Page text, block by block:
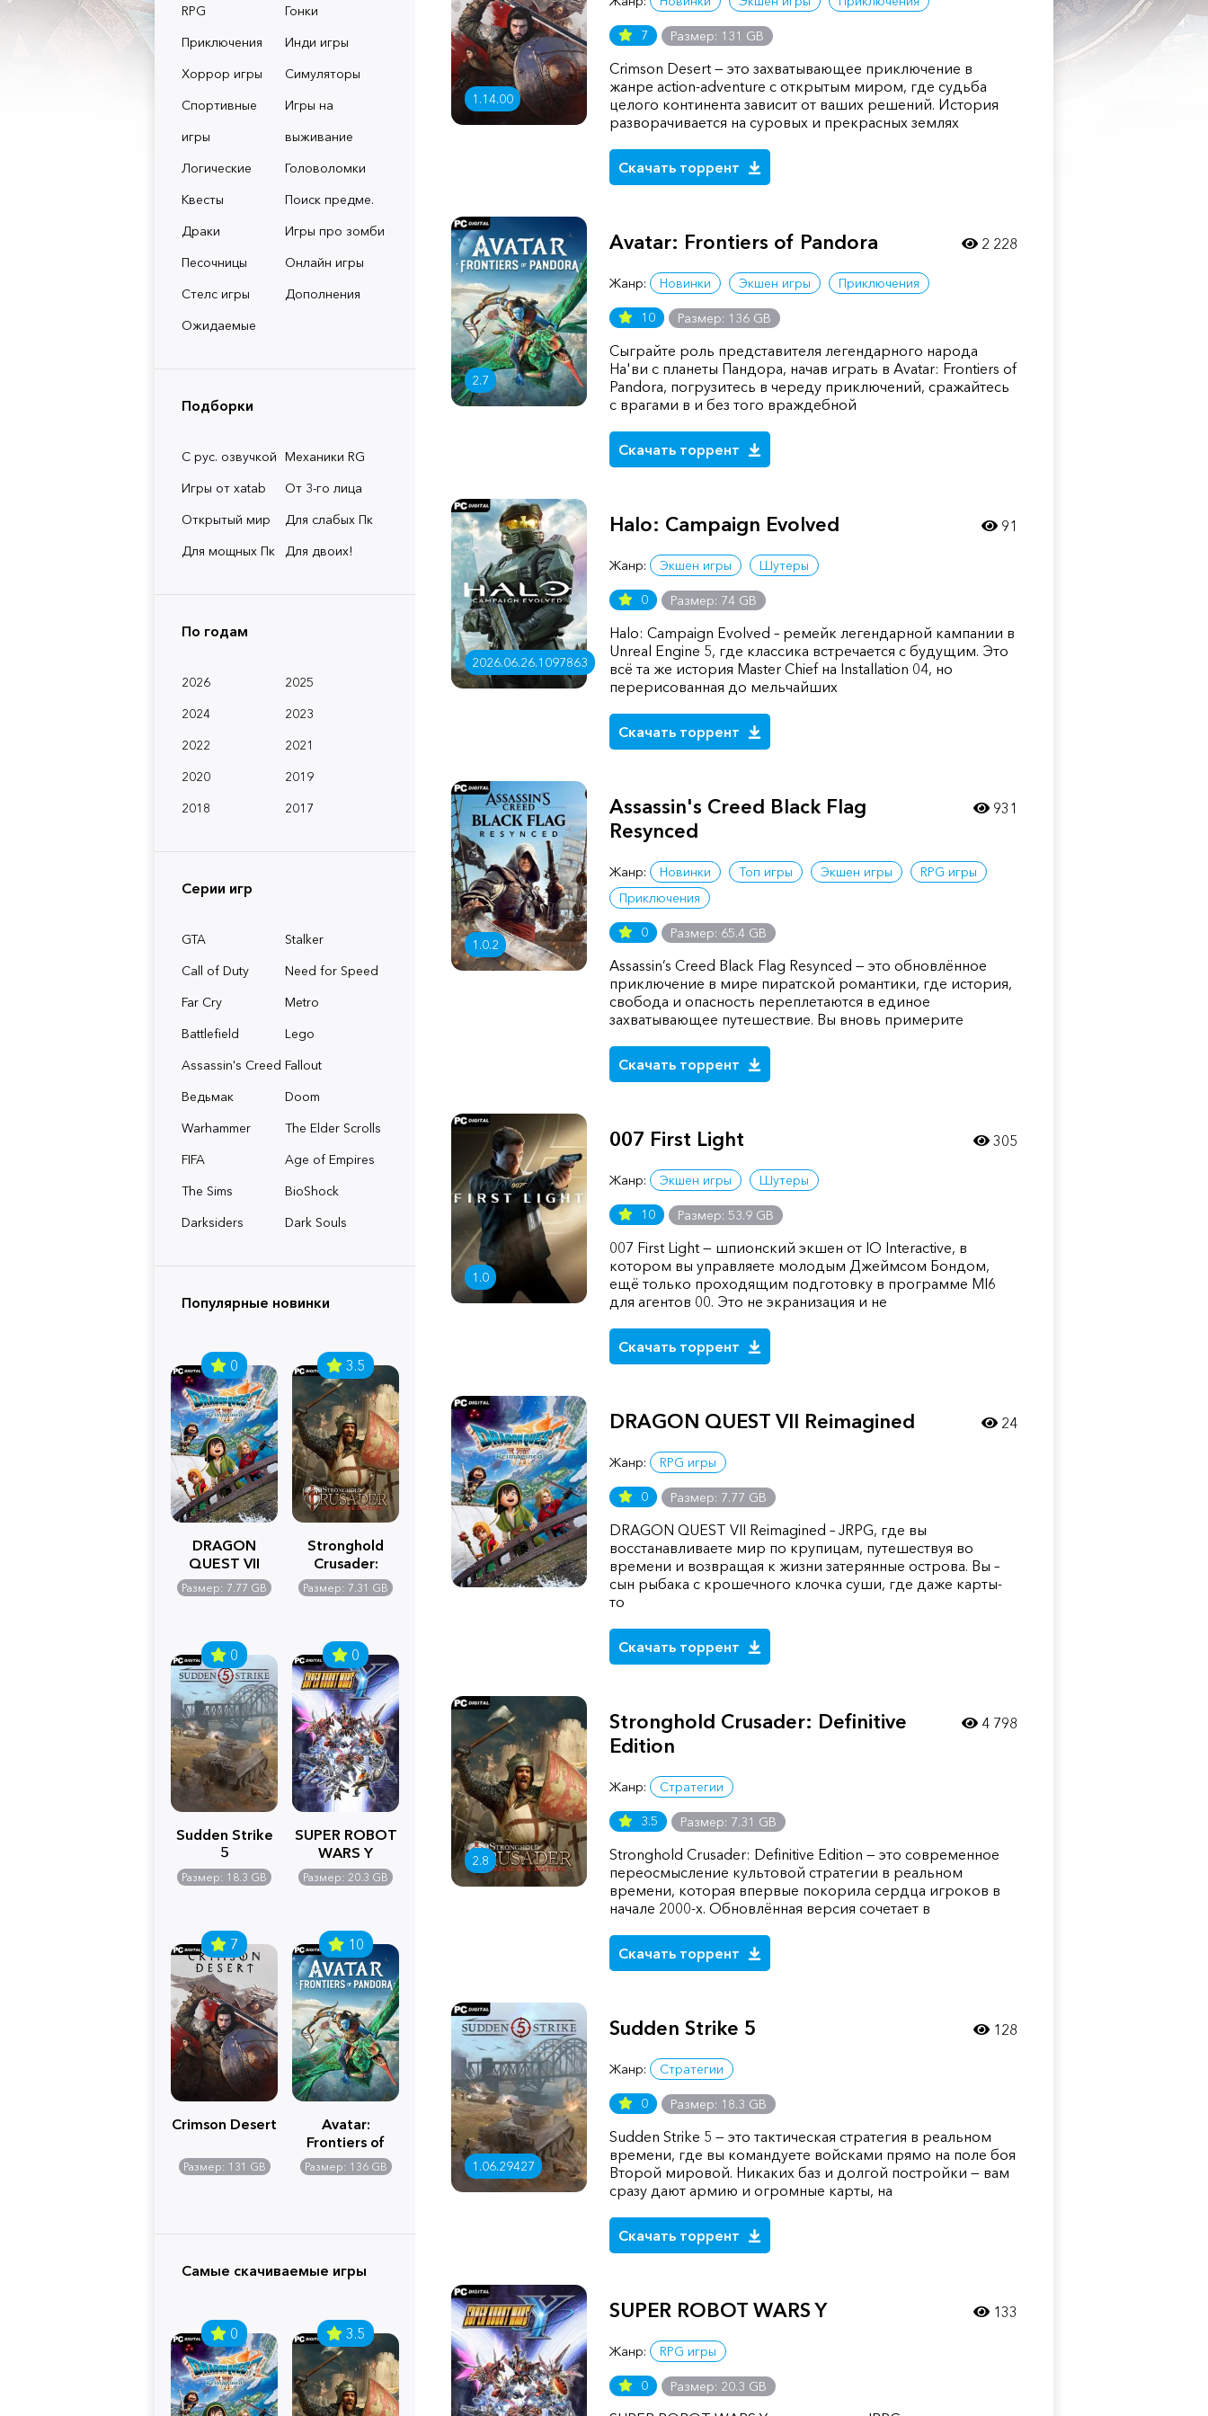
RPG
Гонки
Приключения
Инди игры
Хоррор игры
Симуляторы
Спортивные
игры
Игры на
выживание
Логические
Головоломки
Квесты
Поиск предме.
Драки
Игры про зомби
Песочницы
Онлайн игры
Стелс игры
Дополнения
Ожидаемые
Подборки
С рус. озвучкой Механики RG
Игры от xatab
От 3-го лица
Открытый мир
Для слабых Пк
Для мощных Пк
Для двоих!
По годам
2026
2025
2024
2023
2022
2021
2020
2019
2018
2017
Серии игр
GTA
Stalker
Call of Duty
Need for Speed
Far Cry
Metro
Battlefield
Lego
Assassin's Creed Fallout
Ведьмак
Doom
Warhammer
The Elder Scrolls
FIFA
Age of Empires
The Sims
BioShock
Darksiders
Dark Souls
Популярные новинки
0
DRAGON
QUEST VII
Reimagined
Размер: 7.77 GB
3.5
Stronghold
Crusader:
Definitive
Edition
Размер: 7.31 GB
0
Sudden Strike
5
Размер: 18.3 GB
0
SUPER ROBOT
WARS Y
Размер: 20.3 GB
7
Crimson Desert
Размер: 131 GB
10
Avatar:
Frontiers of
Pandora
Размер: 136 GB
Самые скачиваемые игры
0 3.5
1.14.00
7 Размер: 131 GB
Crimson Desert — это захватывающее приключение в
жанре action-adventure с открытым миром, где судьба
целого континента зависит от ваших решений. История
разворачивается на суровых и прекрасных землях
Скачать торрент
2.7
Avatar: Frontiers of Pandora
Жанр: Новинки Экшен игры Приключения
10 Размер: 136 GB
Сыграйте роль представителя легендарного народа
На'ви с планеты Пандора, начав играть в Avatar: Frontiers of
Pandora, погрузитесь в череду приключений, сражайтесь
с врагами в и без того враждебной
Скачать торрент
2 228
2026.06.26.1097863
Halo: Campaign Evolved
Жанр: Экшен игры Шутеры
0 Размер: 74 GB
Halo: Campaign Evolved – ремейк легендарной кампании в
Unreal Engine 5, где классика встречается с будущим. Это
всё та же история Master Chief на Installation 04, но
перерисованная до мельчайших
Скачать торрент
91
1.0.2
Assassin's Creed Black Flag
Resynced
Жанр: Новинки Топ игры Экшен игры
RPG игры
Приключения
0 Размер: 65.4 GB
Assassin’s Creed Black Flag Resynced — это обновлённое
приключение в мире пиратской романтики, где история,
свобода и опасность переплетаются в единое
захватывающее путешествие. Вы вновь примерите
Скачать торрент
931
1.0
007 First Light
Жанр: Экшен игры Шутеры
10 Размер: 53.9 GB
007 First Light — шпионский экшен от IO Interactive, в
котором вы управляете молодым Джеймсом Бондом,
ещё только проходящим подготовку в программе MI6
для агентов 00. Это не экранизация и не
Скачать торрент
305
DRAGON QUEST VII Reimagined
Жанр: RPG игры
0 Размер: 7.77 GB
DRAGON QUEST VII Reimagined – JRPG, где вы
восстанавливаете мир по крупицам, путешествуя во
времени и возвращая к жизни затерянные острова. Вы –
сын рыбака с крошечного клочка суши, где даже карты-
то
Скачать торрент
24
2.8
Stronghold Crusader: Definitive
Edition
Жанр: Стратегии
3.5 Размер: 7.31 GB
Stronghold Crusader: Definitive Edition — это современное
переосмысление культовой стратегии в реальном
времени, которая впервые покорила сердца игроков в
начале 2000-х. Обновлённая версия сочетает в
Скачать торрент
4 798
1.06.29427
Sudden Strike 5
Жанр: Стратегии
0 Размер: 18.3 GB
Sudden Strike 5 — это тактическая стратегия в реальном
времени, где вы командуете войсками прямо на поле боя
Второй мировой. Никаких баз и долгой постройки — вам
сразу дают армию и огромные карты, на
Скачать торрент
128
SUPER ROBOT WARS Y
Жанр: RPG игры
0 Размер: 20.3 GB
133